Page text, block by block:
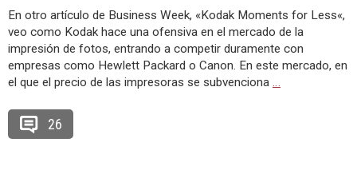
En otro artículo de Business Week, «Kodak Moments for Less«,
veo como Kodak hace una ofensiva en el mercado de la
impresión de fotos, entrando a competir duramente con
empresas como Hewlett Packard o Canon. En este mercado, en
el que el precio de las impresoras se subvenciona …
26